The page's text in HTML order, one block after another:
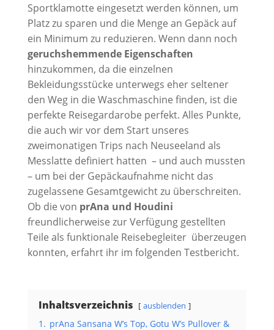
Sportklamotte eingesetzt werden können, um
Platz zu sparen und die Menge an Gepäck auf
ein Minimum zu reduzieren. Wenn dann noch
geruchshemmende Eigenschaften
hinzukommen, da die einzelnen
Bekleidungsstücke unterwegs eher seltener
den Weg in die Waschmaschine finden, ist die
perfekte Reisegardarobe perfekt. Alles Punkte,
die auch wir vor dem Start unseres
zweimonatigen Trips nach Neuseeland als
Messlatte definiert hatten – und auch mussten
– um bei der Gepäckaufnahme nicht das
zugelassene Gesamtgewicht zu überschreiten.
Ob die von prAna und Houdini
freundlicherweise zur Verfügung gestellten
Teile als funktionale Reisebegleiter überzeugen
konnten, erfahrt ihr im folgenden Testbericht.
Inhaltsverzeichnis ausblenden
1. prAna Sansana W’s Top, Gotu W’s Pullover &